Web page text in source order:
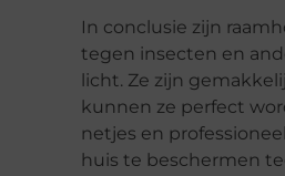
In conclusie zijn
tegen insecten en
licht. Ze zijn
kunnen ze perfect
netjes en
huis te beschermen